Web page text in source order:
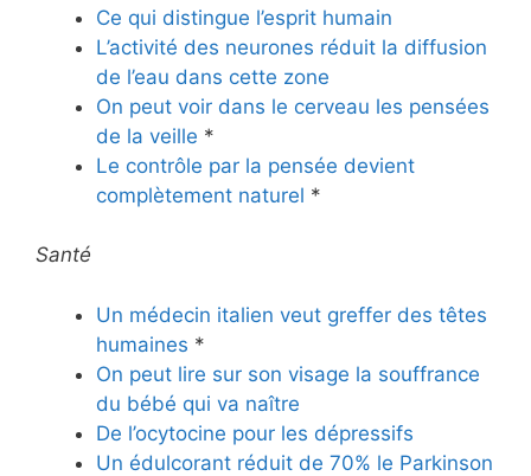
Ce qui distingue l’esprit humain
L’activité des neurones réduit la diffusion
de l’eau dans cette zone
On peut voir dans le cerveau les pensées
de la veille *
Le contrôle par la pensée devient
complètement naturel *
Santé
Un médecin italien veut greffer des têtes
humaines *
On peut lire sur son visage la souffrance
du bébé qui va naître
De l’ocytocine pour les dépressifs
Un édulcorant réduit de 70% le Parkinson